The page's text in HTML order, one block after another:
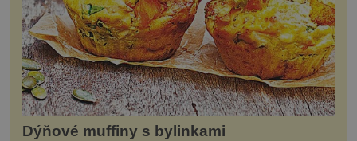
Dýňové muffiny s bylinkami